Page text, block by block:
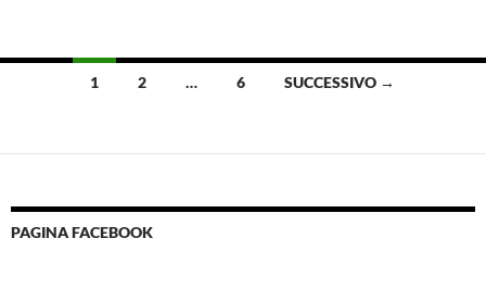
articoli
1 2 … 6 SUCCESSIVO →
PAGINA FACEBOOK